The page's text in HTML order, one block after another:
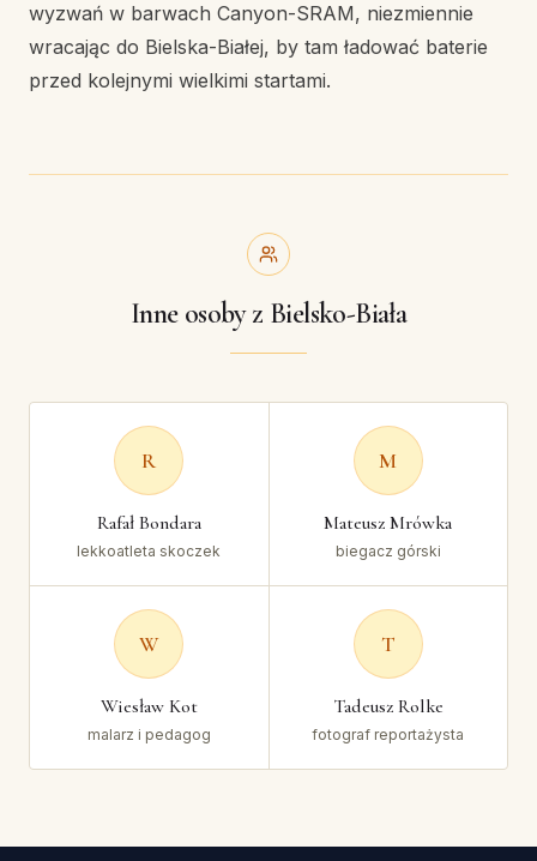
wyzwań w barwach Canyon-SRAM, niezmiennie
wracając do Bielska-Białej, by tam ładować baterie
przed kolejnymi wielkimi startami.
Inne osoby z Bielsko-Biała
R
Rafał Bondara
lekkoatleta skoczek
M
Mateusz Mrówka
biegacz górski
W
Wiesław Kot
malarz i pedagog
T
Tadeusz Rolke
fotograf reportażysta